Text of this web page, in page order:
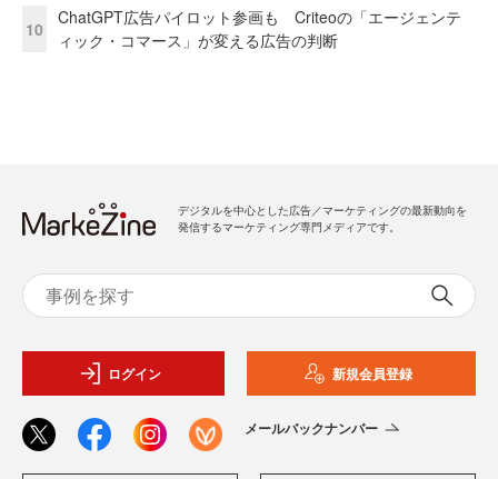
10
ChatGPT広告パイロット参画も Criteoの「エージェンテ
ィック・コマース」が変える広告の判断
デジタルを中心とした広告／マーケティングの最新動向を
発信するマーケティング専門メディアです。
ログイン 新規会員登録
メールバックナンバー